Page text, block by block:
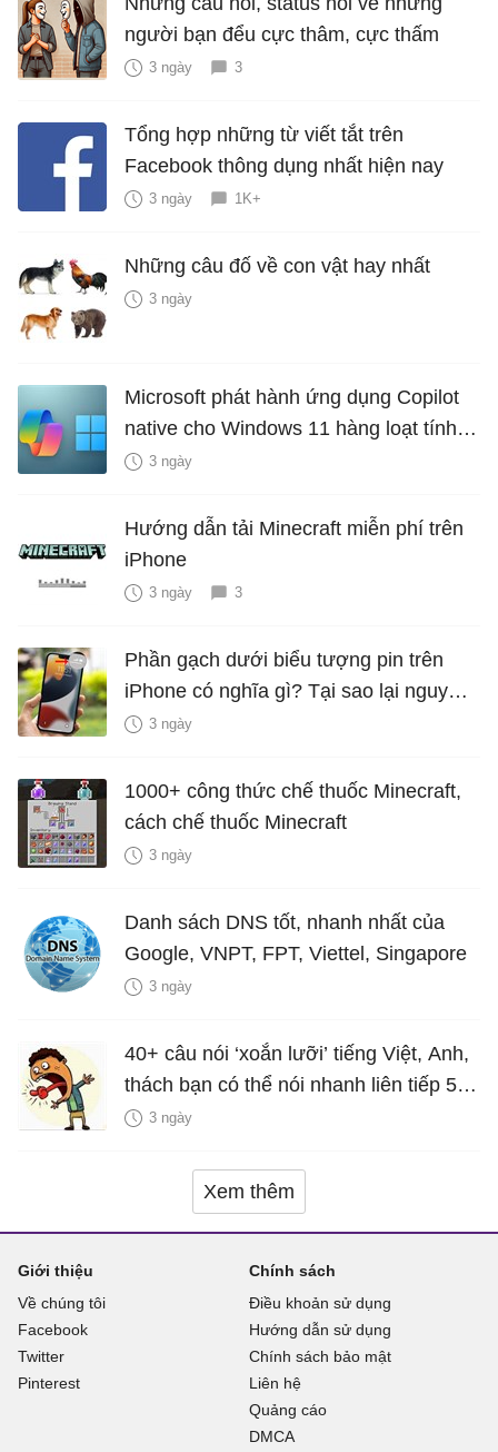
người bạn đểu cực thâm, cực thấm
3 ngày 3
Tổng hợp những từ viết tắt trên
Facebook thông dụng nhất hiện nay
3 ngày 1K+
Những câu đố về con vật hay nhất
3 ngày
Microsoft phát hành ứng dụng Copilot
native cho Windows 11 hàng loạt tính
năng mới Hữu Ích
3 ngày
Hướng dẫn tải Minecraft miễn phí trên
iPhone
3 ngày 3
Phần gạch dưới biểu tượng pin trên
iPhone có nghĩa gì? Tại sao lại nguy
hiểm?
3 ngày
1000+ công thức chế thuốc Minecraft,
cách chế thuốc Minecraft
3 ngày
Danh sách DNS tốt, nhanh nhất của
Google, VNPT, FPT, Viettel, Singapore
3 ngày
40+ câu nói ‘xoắn lưỡi’ tiếng Việt, Anh,
thách bạn có thể nói nhanh liên tiếp 5
lần mà vẫn trôi chảy
3 ngày
Xem thêm
Giới thiệu
Về chúng tôi
Facebook
Twitter
Pinterest
Chính sách
Điều khoản sử dụng
Hướng dẫn sử dụng
Chính sách bảo mật
Liên hệ
Quảng cáo
DMCA